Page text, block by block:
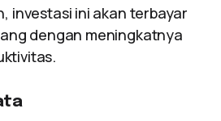
investasi ini akan terbayar
dengan meningkatnya